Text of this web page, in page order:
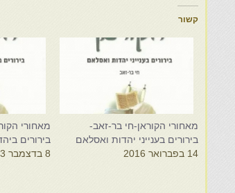
קשור
מאחורי הקוראן-חי בר-זאב-
בירורים בענייני יהדות ואסלאם
14 בפברואר 2016
מאחורי
בירורים
8 בדצמבר 2013